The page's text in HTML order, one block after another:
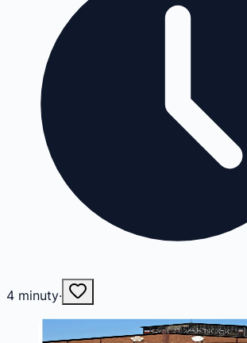
4 minuty·